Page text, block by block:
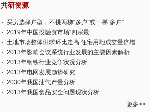
共研资源
买房选择户型，不挑两梯“多户”或一梯“多户”
2019年中国投融资市场“四宗最”
土地市场整体供求环比走高 住宅用地成交量倍增
2013年影响会议系统行业发展的主要因素解析
2013年钢铁行业竞争状况分析
2013年电网发展趋势研究
2030年我国油气产量分析
2013年我国食品安全问题现状分析
更多>>